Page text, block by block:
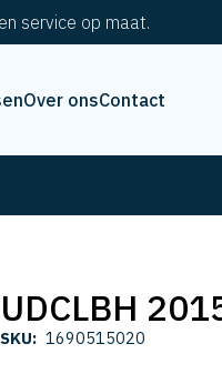
service op maat.
Over onsContact
UDCLBH
SKU: 1690515020